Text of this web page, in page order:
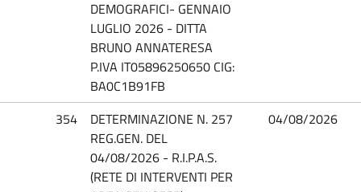
DEMOGRAFICI- GENNAIO
LUGLIO 2026 - DITTA
BRUNO ANNATERESA
P.IVA IT05896250650 CIG:
BA0C1B91FB
354
DETERMINAZIONE N. 257
REG.GEN. DEL
04/08/2026 - R.I.P.A.S.
(RETE DI INTERVENTI PER
04/08/2026